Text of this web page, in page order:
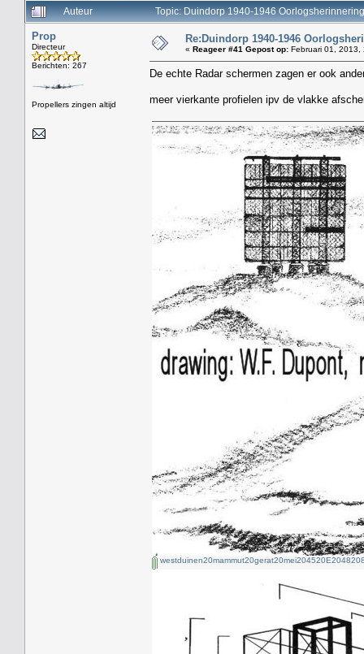
Auteur
Topic: Duindorp 1940-1946
Prop
Directeur
Berichten: 267
Propellers zingen altijd
Re:Duindorp 1940-1946
« Reageer #41 Gepost op: Februari 01, 2013,
De echte Radar schermen zagen er ook
meer vierkante profielen ipv de vlakke